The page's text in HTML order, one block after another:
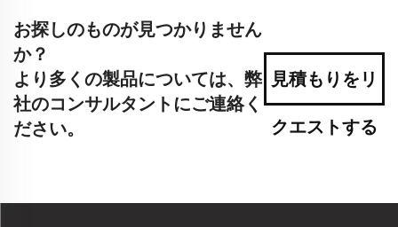
お探しのものが見つかりません
か？
より多くの製品については、弊
社のコンサルタントにご連絡く
ださい。
見積もりをリ
クエストする